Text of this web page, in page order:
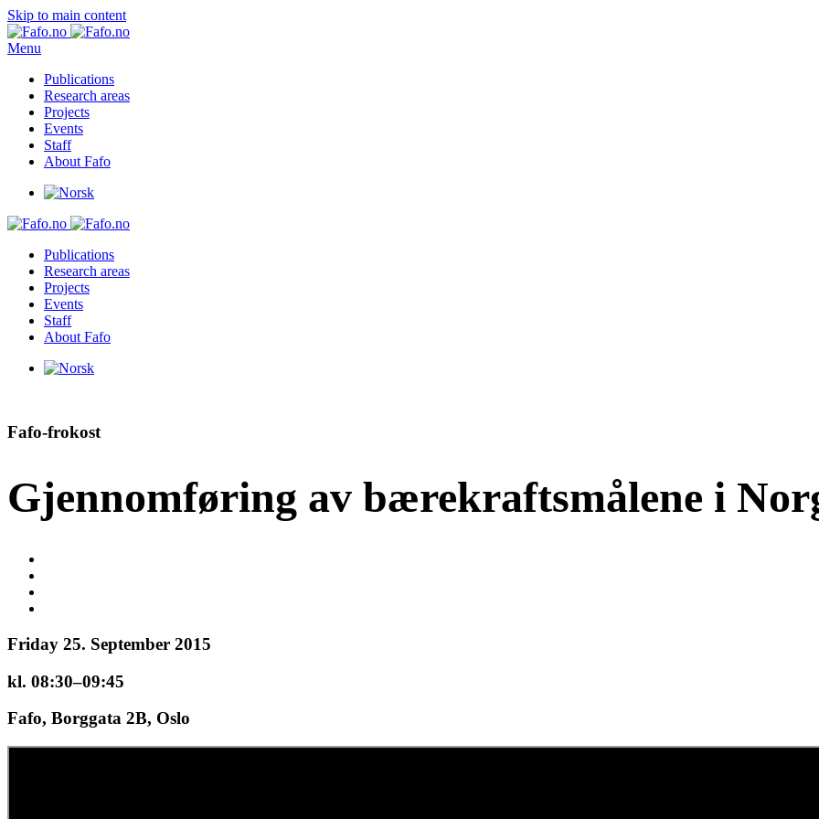
Skip to main content
Menu
Publications
Research areas
Projects
Events
Staff
About Fafo
Publications
Research areas
Projects
Events
Staff
About Fafo
Fafo-frokost
Gjennomføring av bærekraftsmålene i
Friday 25. September 2015
kl. 08:30–09:45
Fafo, Borggata 2B, Oslo